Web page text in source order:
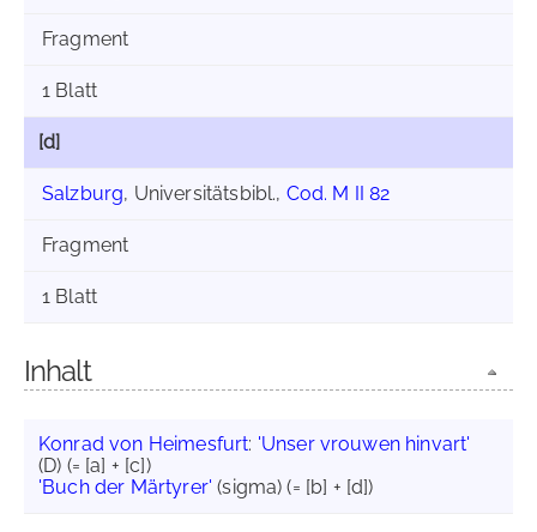
Fragment
1 Blatt
[d]
Salzburg, Universitätsbibl., Cod. M II 82
Fragment
1 Blatt
Inhalt
Konrad von Heimesfurt: 'Unser vrouwen hinvart'
(D) (= [a] + [c])
'Buch der Märtyrer' (sigma) (= [b] + [d])